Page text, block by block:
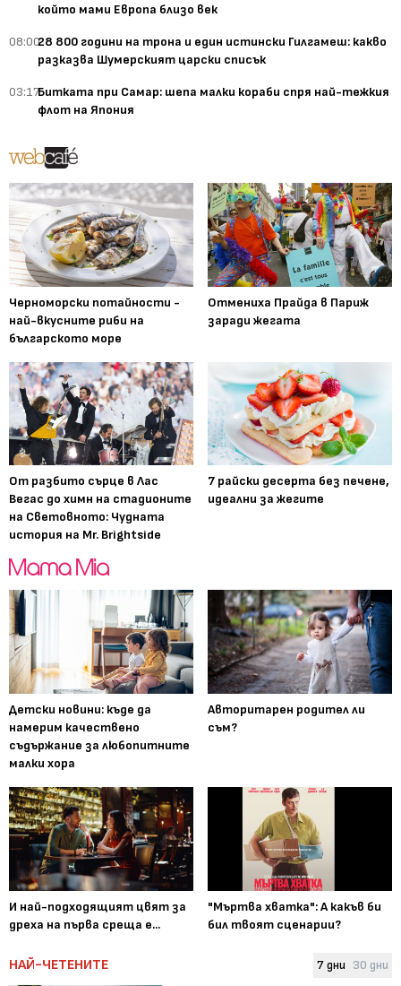
който мами Европа близо век
08:0028 800 години на трона и един истински Гилгамеш: какво
разказва Шумерският царски списък
03:17Битката при Самар: шепа малки кораби спря най-тежкия
флот на Япония
Черноморски потайности -
най-вкусните риби на
българското море
Отмениха Прайда в Париж
заради жегата
От разбито сърце в Лас
Вегас до химн на стадионите
на Световното: Чудната
история на Mr. Brightside
7 райски десерта без печене,
идеални за жегите
Детски новини: къде да
намерим качествено
съдържание за любопитните
малки хора
Авторитарен родител ли
съм?
И най-подходящият цвят за
дреха на първа среща е...
"Мъртва хватка": А какъв би
бил твоят сценарии?
НАЙ-ЧЕТЕНИТЕ 7 дни 30 дни